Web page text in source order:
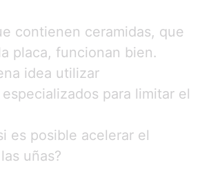
contienen ceramidas, que
placa, funcionan bien.
idea utilizar
para limitar el
es posible acelerar el
uñas?